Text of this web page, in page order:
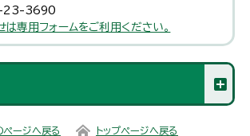
23-3690
は専用フォームをご利用ください。
ページへ戻る トップページへ戻る